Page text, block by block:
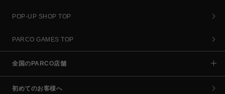
POP-UP SHOP TOP
PARCO GAMES TOP
全国のPARCO店舗
初めてのお客様へ